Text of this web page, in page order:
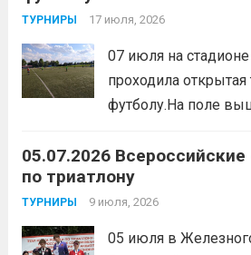
мероприятия,
организаторы
коллектива и
образа жизни. По
всех этапов
ТУРНИРЫ 17 июля, 2026
07 июля на
проходила
футболу.На поле
Участники
мячом и сыграли
товарищеских
05.07.2026
по триатлону
ТУРНИРЫ 9 июля, 2026
05 июля в